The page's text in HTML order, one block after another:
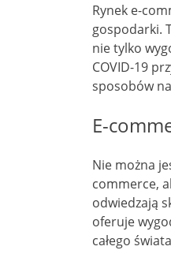
Rynek e-
gospodarki.
nie tylko
COVID-19
sposobów
E-
Nie można
commerce,
odwiedzają
oferuje
całego